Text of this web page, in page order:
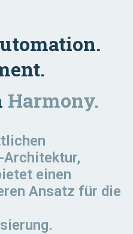
to
Harmony.
Architektur,
einen
Ansatz für die